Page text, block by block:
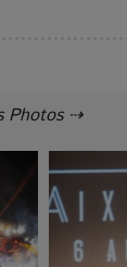
Photos ⇢